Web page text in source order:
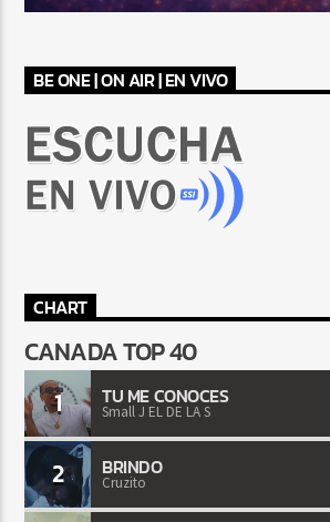
BE ONE | ON AIR | EN VIVO
CHART
CANADA TOP 40
1 TU ME CONOCES
Small J EL DE LA S
2 BRINDO
Cruzito